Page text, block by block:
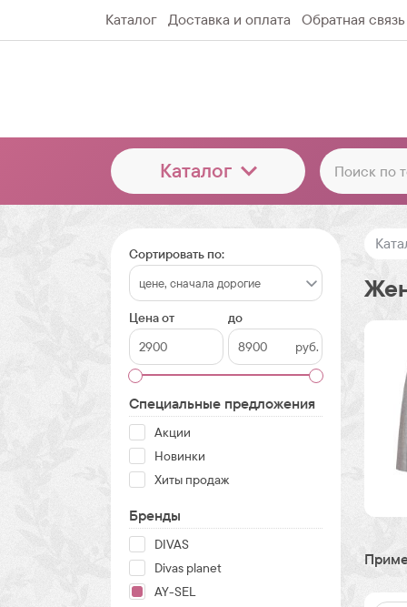
Каталог Доставка и оплата Обратная связь
Каталог
Сортировать по:
Цена от
до
руб.
Специальные предложения
Акции
Новинки
Хиты продаж
Бренды
DIVAS
Divas planet
AY-SEL